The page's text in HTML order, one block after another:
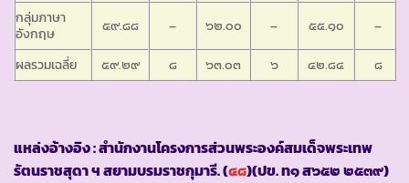
กลุ่มภาษา
อังกฤษ
๕๙.๘๘ – ๖๒.๐๐ – ๕๕.๑๐
–
ผลรวมเฉลี่ย
๕๙.๒๙ ๘ ๖๓.๐๓ ๖ ๔๒.๘๔ ๘
แหล่งอ้างอิง : สำนักงานโครงการส่วนพระองค์สมเด็จพระเทพ
รัตนราชสุดา ฯ สยามบรมราชกุมารี. (๔๘)(ปข. ท๑ ส๖๕๒ ๒๕๓๙)